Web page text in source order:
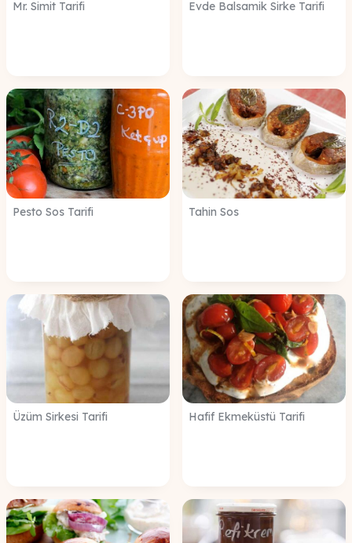
Mr. Simit Tarifi Evde Balsamik Sirke Tarifi
Pesto Sos Tarifi Tahin Sos
Üzüm Sirkesi Tarifi Hafif Ekmeküstü Tarifi